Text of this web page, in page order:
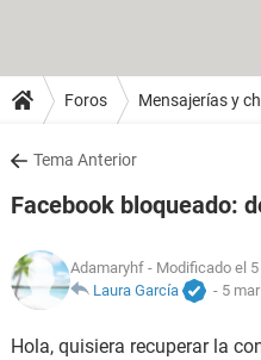
Foros Mensajerías y
Tema Anterior
Facebook bloqueado:
Adamaryhf - Modificado el
Laura García
- 5
Hola, quisiera recuperar la